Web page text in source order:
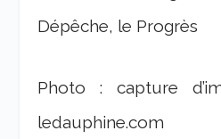
Dépêche, le Progrès
Photo : capture
ledauphine.com